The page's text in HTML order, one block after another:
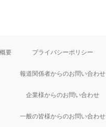
要 プライバシーポリシー
報道関係者からのお問い合わせ
企業様からのお問い合わせ
一般の皆様からのお問い合わせ